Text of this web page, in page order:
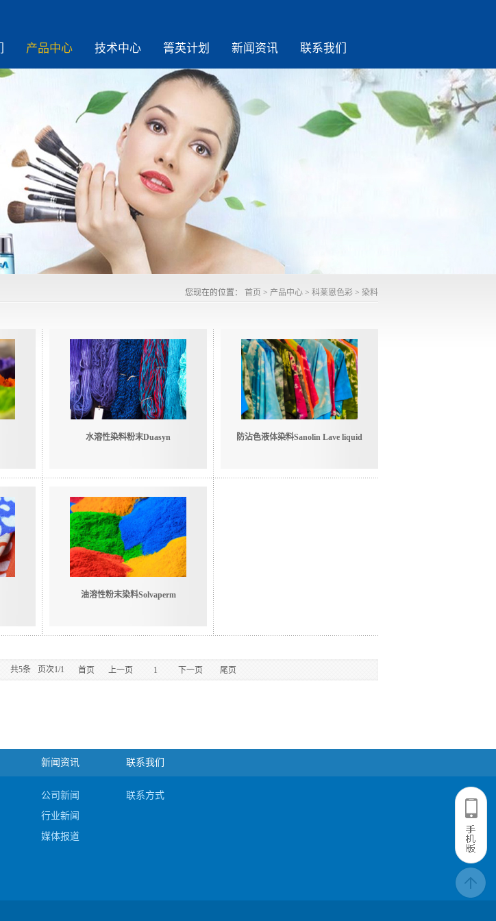
产品中心 技术中心 箐英计划 新闻资讯 联系我们
您现在的位置： 首页 > 产品中心 > 科莱恩色彩 > 染料
水溶性染料粉末Duasyn 防沾色液体染料Sanolin Lave liquid
油溶性粉末染料Solvaperm
共5条 页次1/1 首页 上一页 1 下一页 尾页
新闻资讯
公司新闻
行业新闻
媒体报道
联系我们
联系方式